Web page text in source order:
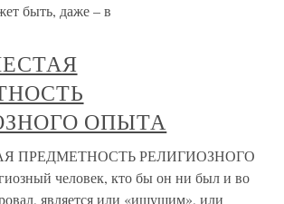
быть, даже – в
ОПЫТА
ПРЕДМЕТНОСТЬ РЕЛИГИОЗНОГО
человек, кто бы он ни был и во
является или «ищущим», или